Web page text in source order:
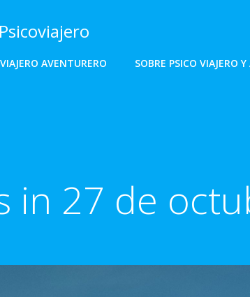
AVENTURERO SOBRE PSICO VIAJERO
in 27 de